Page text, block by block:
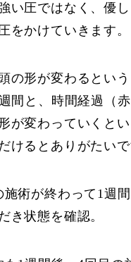
い圧ではなく、優
をかけていきます。
の形が変わるとい
間と、時間経過（
が変わっていくと
けるとありがたいで
施術が終わって1週
き状態を確認。